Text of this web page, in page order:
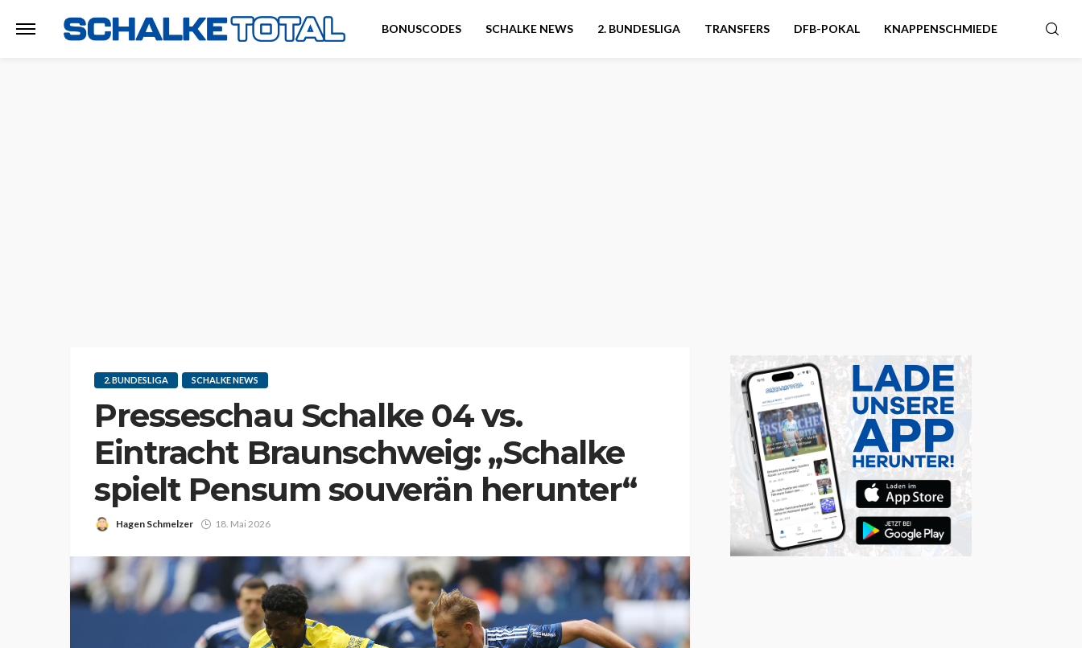
BONUSCODES SCHALKE NEWS 2. BUNDESLIGA TRANSFERS DFB-POKAL KNAPPENSCHMIEDE
2. BUNDESLIGA SCHALKE NEWS
Presseschau Schalke 04 vs.
Eintracht Braunschweig: „Schalke
spielt Pensum souverän herunter“
Hagen Schmelzer 18. Mai 2026